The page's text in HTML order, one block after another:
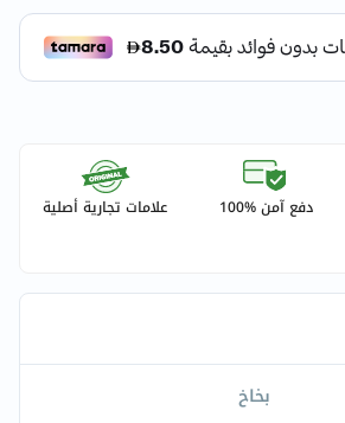
دفع آمن %100 علامات تجارية أصلية
بخاخ